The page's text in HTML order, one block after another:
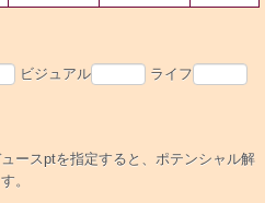
ビジュアル ライフ
ースptを指定すると、ポテンシャル解
。